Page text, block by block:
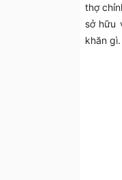
thợ
sở hữu
khăn gì.